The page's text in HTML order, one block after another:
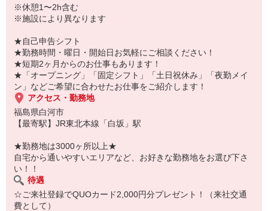
※休憩1〜2h含む
※施設により異なります
★自己申告シフト
★勤務時間・曜日・開始日お気軽にご相談ください！
★短期2ヶ月からのお仕事もあります！
★「オープニング」「固定シフト」「土日祝休み」「夜勤メイ
ン」などご希望に合わせたお仕事をご紹介します！
アクセス・勤務地
福島県白河市
【最寄駅】JR東北本線「白坂」駅
★勤務地は3000ヶ所以上★
自宅から通いやすいエリアなど、お好きな勤務地をお選び下さ
い！！
待遇
☆ご来社登録でQUOカード2,000円分プレゼント！（来社交通
費として）